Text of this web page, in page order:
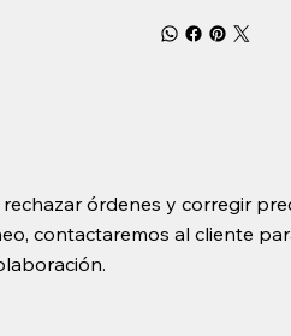
órdenes y corregir
contactaremos al cliente